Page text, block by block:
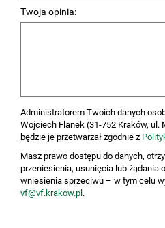
Twoja opinia:
Administratorem Twoich danych
Wojciech Flanek (31-752 Kraków, ul.
będzie je przetwarzał zgodnie z
Masz prawo dostępu do danych,
przeniesienia, usunięcia lub żądania
wniesienia sprzeciwu – w tym celu
vf@vf.krakow.pl .